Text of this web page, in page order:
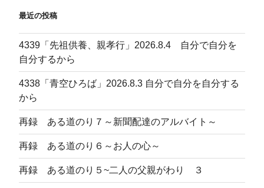
ン
最近の投稿
4339「先祖供養、親孝行」2026.8.4 自分で自分を
自分するから
4338「青空ひろば」2026.8.3 自分で自分を自分する
から
再録 ある道のり７～新聞配達のアルバイト～
再録 ある道のり６～お人の心～
再録 ある道のり５~二人の父親がわり ３